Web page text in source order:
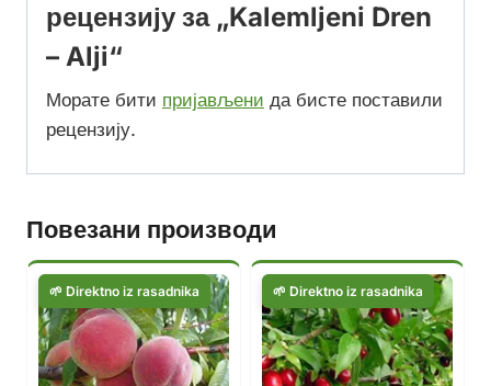
рецензију за „Kalemljeni Dren
– Alji“
Морате бити пријављени да бисте поставили
рецензију.
Повезани производи